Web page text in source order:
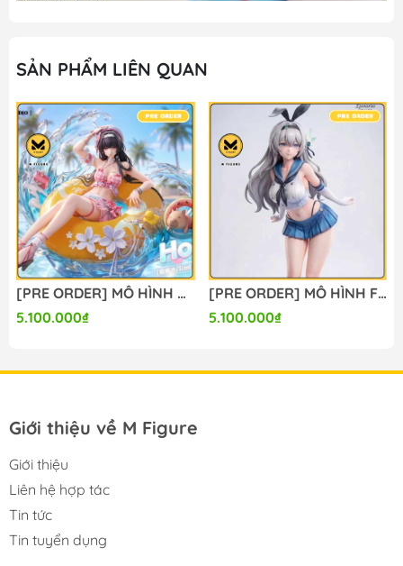
SẢN PHẨM LIÊN QUAN
[PRE ORDER] MÔ HÌNH Chisa Swimsuit Ver. - Wuthering Waves (Yaomengmeng Studio) FIGURE CHÍNH HÃNG
5.100.000₫
[PRE ORDER] MÔ HÌNH Firefly - Honkai Star Rail (Lunaria Studio) FIGURE CHÍNH HÃNG
5.100.000₫
Giới thiệu về M Figure
Giới thiệu
Liên hệ hợp tác
Tin tức
Tin tuyển dụng